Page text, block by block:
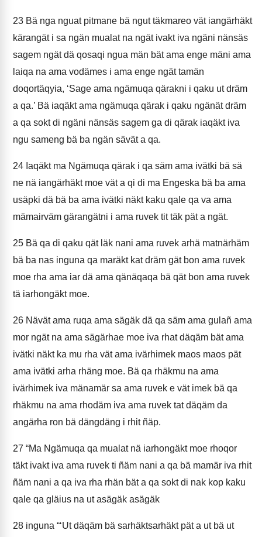
23 Bä nga nguat pitmane bä ngut täkmareo vät iangärhäkt
kärangät i sa ngän mualat na ngät ivakt iva ngäni nänsäs
sagem ngät dä qosaqi ngua män bät ama enge mäni ama
laiqa na ama vodämes i ama enge ngät tamän
doqortäqyia, ‘Sage ama ngämuqa qärakni i qaku ut dräm
a qa.’ Bä iaqäkt ama ngämuqa qärak i qaku ngänät dräm
a qa sokt di ngäni nänsäs sagem ga di qärak iaqäkt iva
ngu sameng bä ba ngän sävät a qa.
24 Iaqäkt ma Ngämuqa qärak i qa säm ama ivätki bä sä
ne nä iangärhäkt moe vät a qi di ma Engeska bä ba ama
usäpki dä bä ba ama ivätki näkt kaku qale qa va ama
mämairväm gärangätni i ama ruvek tit täk pät a ngät.
25 Bä qa di qaku qät läk nani ama ruvek arhä matnärhäm
bä ba nas inguna qa maräkt kat dräm gät bon ama ruvek
moe rha ama iar dä ama qänäqaqa bä qät bon ama ruvek
tä iarhongäkt moe.
26 Nävät ama ruqa ama sägäk dä qa säm ama gulañ ama
mor ngät na ama sägärhae moe iva rhat däqäm bät ama
ivätki näkt ka mu rha vät ama ivärhimek maos maos pät
ama ivätki arha rhäng moe. Bä qa rhäkmu na ama
ivärhimek iva mänamär sa ama ruvek e vät imek bä qa
rhäkmu na ama rhodäm iva ama ruvek tat däqäm da
angärha ron bä dängdäng i rhit ñäp.
27 “Ma Ngämuqa qa mualat nä iarhongäkt moe rhoqor
täkt ivakt iva ama ruvek ti ñäm nani a qa bä mamär iva rhit
ñäm nani a qa iva rha rhän bät a qa sokt di nak kop kaku
qale qa gläius na ut asägäk asägäk
28 inguna “‘Ut däqäm bä sarhäktsarhäkt pät a ut bä ut